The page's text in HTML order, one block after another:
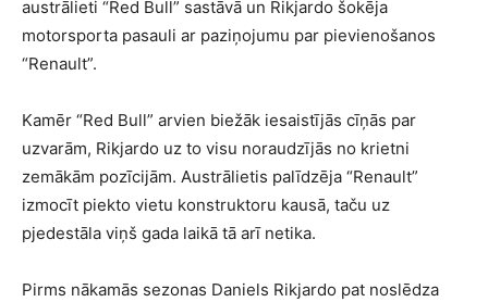
austrālieti “Red Bull” sastāvā un Rikjardo šokēja
motorsporta pasauli ar paziņojumu par pievienošanos
“Renault”.
Kamēr “Red Bull” arvien biežāk iesaistījās cīņās par
uzvarām, Rikjardo uz to visu noraudzījās no krietni
zemākām pozīcijām. Austrālietis palīdzēja “Renault”
izmocīt piekto vietu konstruktoru kausā, taču uz
pjedestāla viņš gada laikā tā arī netika.
Pirms nākamās sezonas Daniels Rikjardo pat noslēdza